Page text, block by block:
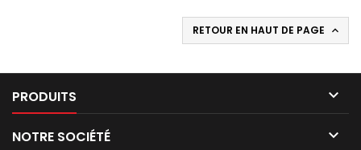
RETOUR EN HAUT DE PAGE 
PRODUITS 
NOTRE SOCIÉTÉ 